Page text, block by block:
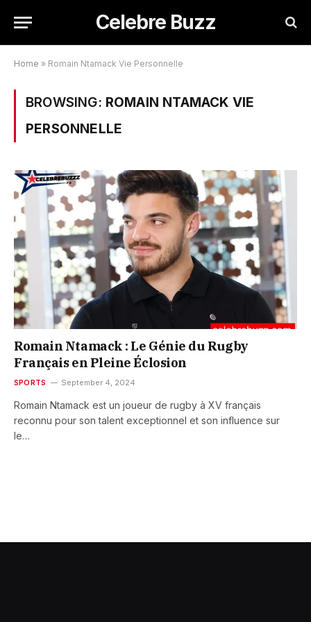
Celebre Buzz
Home » Romain Ntamack Vie Personnelle
BROWSING: ROMAIN NTAMACK VIE
PERSONNELLE
Romain Ntamack : Le Génie du Rugby
Français en Pleine Éclosion
SPORTS September 4, 2024
Romain Ntamack est un joueur de rugby à XV français
reconnu pour son talent exceptionnel et son influence sur
le…